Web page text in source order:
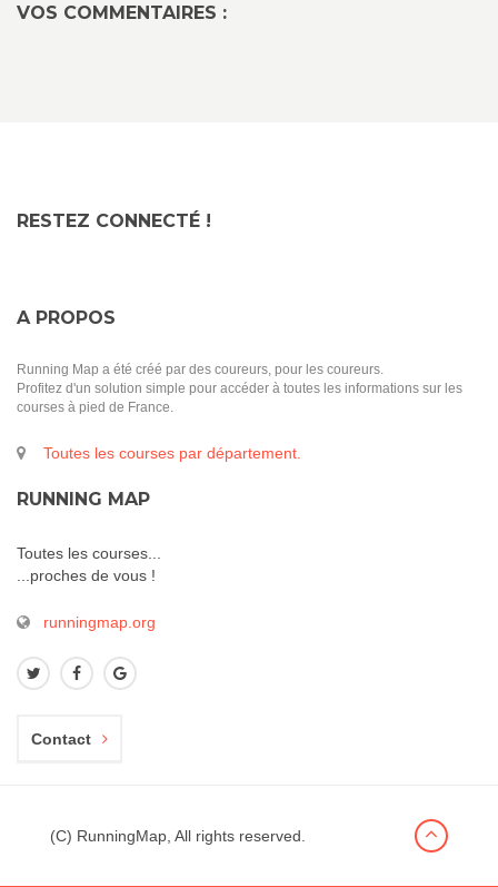
VOS COMMENTAIRES :
RESTEZ CONNECTÉ !
A PROPOS
Running Map a été créé par des coureurs, pour les coureurs.
Profitez d'un solution simple pour accéder à toutes les informations sur les
courses à pied de France.
Toutes les courses par département.
RUNNING MAP
Toutes les courses...
...proches de vous !
runningmap.org
Contact
(C) RunningMap, All rights reserved.